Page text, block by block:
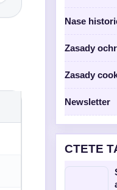
Nase
Zasady
Zasady
Newsletter
CTETE